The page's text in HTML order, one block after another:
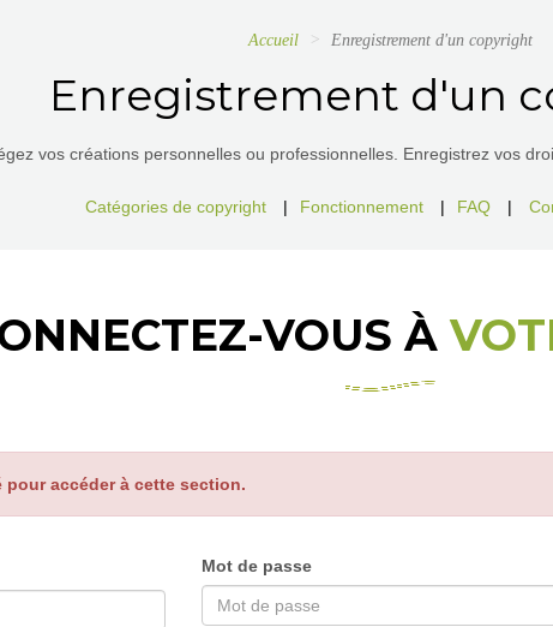
Accueil Enregistrement d'un copyright
Enregistrement d'un
vos créations personnelles ou professionnelles. Enregistrez vos
Catégories de copyright | Fonctionnement | FAQ |
VOUS À
pour accéder à cette section.
Mot de passe